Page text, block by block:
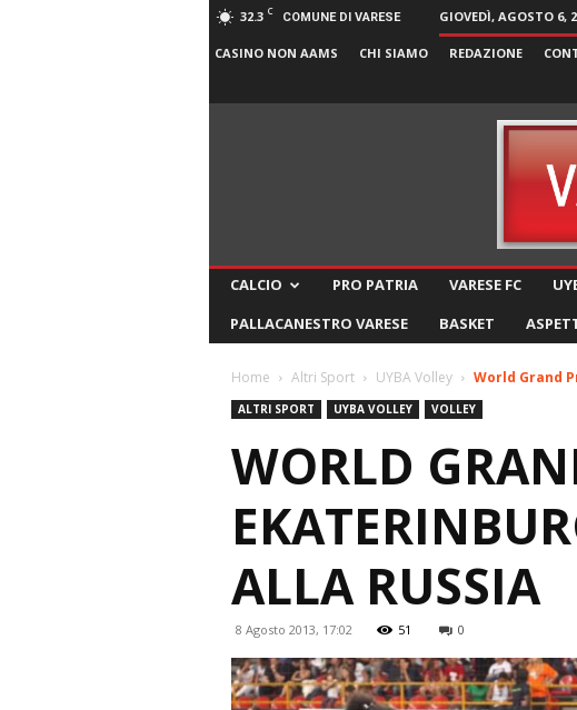
32.3 C COMUNE DI VARESE GIOVEDÌ, AGOSTO 6,
CASINO NON AAMS CHI SIAMO REDAZIONE
CALCIO PRO PATRIA VARESE FC
PALLACANESTRO VARESE
BASKET
Home Altri Sport UYBA Volley World Grand
ALTRI SPORT UYBA VOLLEY VOLLEY
WORLD
ALLA RUSSIA
8 Agosto 2013, 17:02 51 0